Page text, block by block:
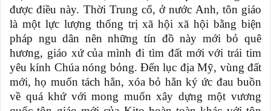
được điều này. Thời Trung cổ, ở nước Anh, tôn giáo
là một lực lượng thống trị xã hội xã hội bằng biện
pháp ngu dân nên những tín đồ này mới bỏ quê
hương, giáo xứ của mình đi tìm đất mới với trái tim
yêu kính Chúa nóng bỏng. Đến lục địa Mỹ, vùng đất
mới, họ muốn tách hẳn, xóa bỏ hẳn ký ức đau buồn
về quá khứ với mong muốn xây dựng một vương